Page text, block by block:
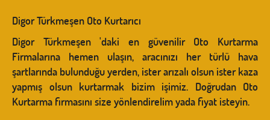
Digor Türkmeşen Oto Kurtarıcı
Digor Türkmeşen 'daki en güvenilir Oto Kurtarma
Firmalarına hemen ulaşın, aracınızı her türlü hava
şartlarında bulunduğu yerden, ister arızalı olsun ister kaza
yapmış olsun kurtarmak bizim işimiz. Doğrudan Oto
Kurtarma firmasını size yönlendirelim yada fiyat isteyin.